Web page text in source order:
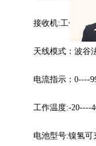
接收机:工作频率
天线模式：波谷
电流指示：0----
工作温度:-20----
电池型号:镍氢可